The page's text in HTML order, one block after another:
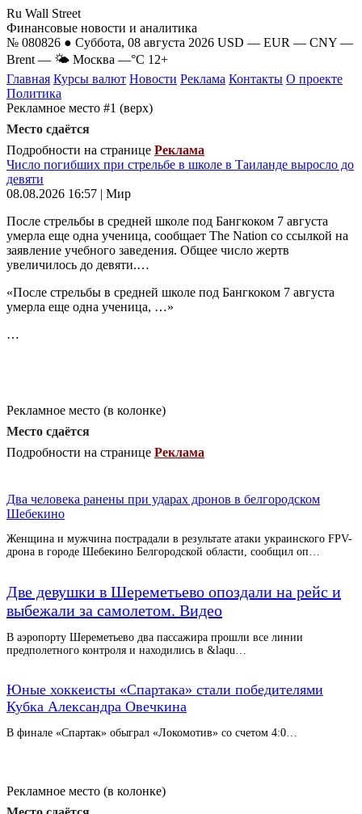
Ru Wall Street
Финансовые новости и аналитика
№ 080826 ● Суббота, 08 августа 2026 USD — EUR — CNY —
Brent — 🌤 Москва —°C 12+
Главная Курсы валют Новости Реклама Контакты О проекте
Политика
Рекламное место #1 (верх)
Место сдаётся
Подробности на странице Реклама
Число погибших при стрельбе в школе в Таиланде выросло до
девяти
08.08.2026 16:57 | Мир
После стрельбы в средней школе под Бангкоком 7 августа
умерла еще одна ученица, сообщает The Nation со ссылкой на
заявление учебного заведения. Общее число жертв
увеличилось до девяти.…
«После стрельбы в средней школе под Бангкоком 7 августа
умерла еще одна ученица, …»
…
Рекламное место (в колонке)
Место сдаётся
Подробности на странице Реклама
Два человека ранены при ударах дронов в белгородском
Шебекино
Женщина и мужчина пострадали в результате атаки украинского FPV-
дрона в городе Шебекино Белгородской области, сообщил оп…
Две девушки в Шереметьево опоздали на рейс и
выбежали за самолетом. Видео
В аэропорту Шереметьево два пассажира прошли все линии
предполетного контроля и находились в &laqu…
Юные хоккеисты «Спартака» стали победителями
Кубка Александра Овечкина
В финале «Спартак» обыграл «Локомотив» со счетом 4:0…
Рекламное место (в колонке)